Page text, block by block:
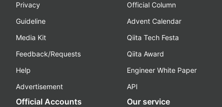
Privacy
Guideline
Media Kit
Feedback/Requests
Help
Advertisement
Official Column
Advent Calendar
Qiita Tech Festa
Qiita Award
Engineer White Paper
API
Official Accounts Our service